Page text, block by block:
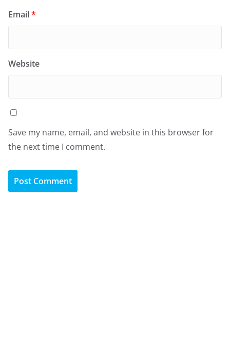
Email*
Website
Save my name, email, and website in this browser for
the next time I comment.